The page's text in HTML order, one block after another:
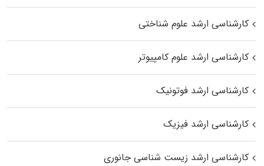
کارشناسی ارشد علوم شناختی
کارشناسی ارشد علوم کامپیوتر
کارشناسی ارشد فوتونیک
کارشناسی ارشد فیزیک
کارشناسی ارشد زیست‌ شناسی جانوری